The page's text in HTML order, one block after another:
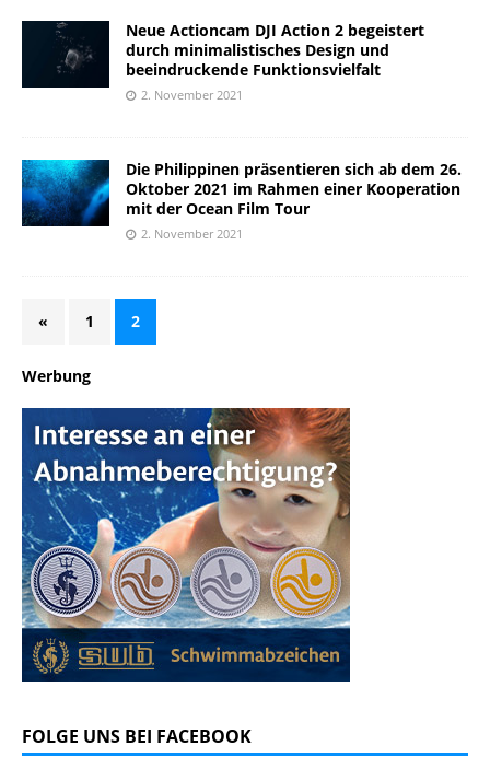
Neue Actioncam DJI Action 2 begeistert
durch minimalistisches Design und
beeindruckende Funktionsvielfalt
2. November 2021
Die Philippinen präsentieren sich ab dem 26.
Oktober 2021 im Rahmen einer Kooperation
mit der Ocean Film Tour
2. November 2021
« 1 2
Werbung
FOLGE UNS BEI FACEBOOK